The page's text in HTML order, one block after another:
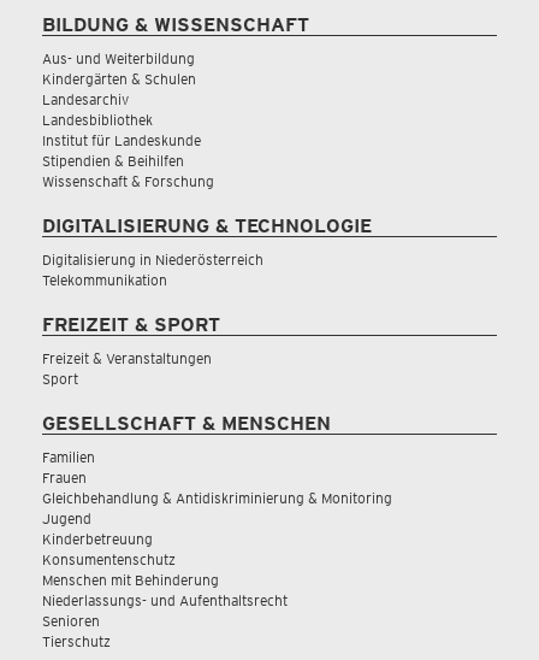
BILDUNG & WISSENSCHAFT
Aus- und Weiterbildung
Kindergärten & Schulen
Landesarchiv
Landesbibliothek
Institut für Landeskunde
Stipendien & Beihilfen
Wissenschaft & Forschung
DIGITALISIERUNG & TECHNOLOGIE
Digitalisierung in Niederösterreich
Telekommunikation
FREIZEIT & SPORT
Freizeit & Veranstaltungen
Sport
GESELLSCHAFT & MENSCHEN
Familien
Frauen
Gleichbehandlung & Antidiskriminierung & Monitoring
Jugend
Kinderbetreuung
Konsumentenschutz
Menschen mit Behinderung
Niederlassungs- und Aufenthaltsrecht
Senioren
Tierschutz